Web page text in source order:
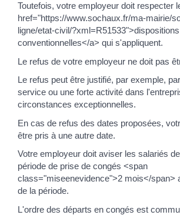
Toutefois, votre employeur doit respecter
href="https://www.sochaux.fr/ma-mairie/
ligne/etat-civil/?xml=R51533">dispositions
conventionnelles</a> qui s'appliquent.
Le refus de votre employeur ne doit pas
Le refus peut être justifié, par exemple,
service ou une forte activité dans
circonstances exceptionnelles.
En cas de refus des dates proposées,
être pris à une autre date.
Votre employeur doit aviser les salariés
période de prise de congés <span
class="miseenevidence">2 mois</span>
de la période.
L'ordre des départs en congés est